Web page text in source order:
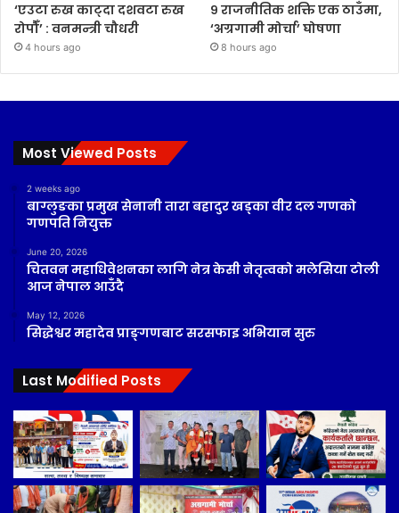
‘एउटा रुख काट्दा दशवटा रुख
रोपौँ’ : वनमन्त्री चौधरी
4 hours ago
९ राजनीतिक शक्ति एक ठाउँमा,
‘अग्रगामी मोर्चा’ घोषणा
8 hours ago
Most Viewed Posts
2 weeks ago
बाग्लुङका प्रमुख सेनानी तारा बहादुर खड्का वीर दल गणको
गणपति नियुक्त
June 20, 2026
चितवन महाधिवेशनका लागि नेत्र केसी नेतृत्वको मलेसिया टोली
आज नेपाल आउँदै
May 12, 2026
सिद्धेश्वर महादेव प्राङ्गणबाट सरसफाइ अभियान सुरु
Last Modified Posts